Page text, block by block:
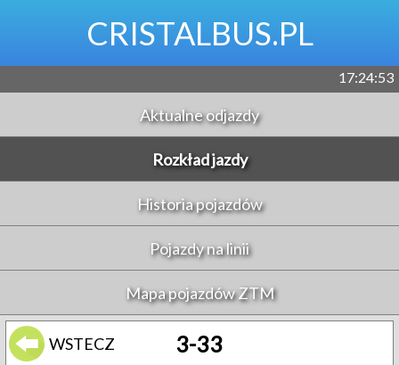
CRISTALBUS.PL
17:24:53
Aktualne odjazdy
Rozkład jazdy
Historia pojazdów
Pojazdy na linii
Mapa pojazdów ZTM
WSTECZ 3-33